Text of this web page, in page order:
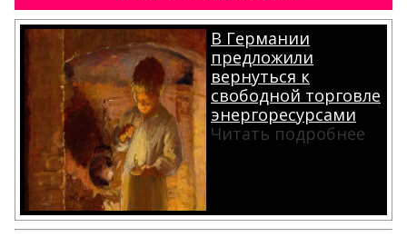
В Германии
предложили
вернуться к
свободной торговле
энергоресурсами
Читать подробнее